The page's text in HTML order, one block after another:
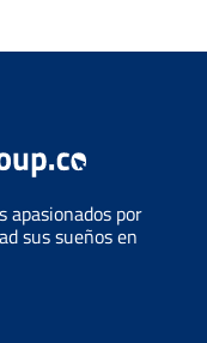
apasionados por
sus sueños en